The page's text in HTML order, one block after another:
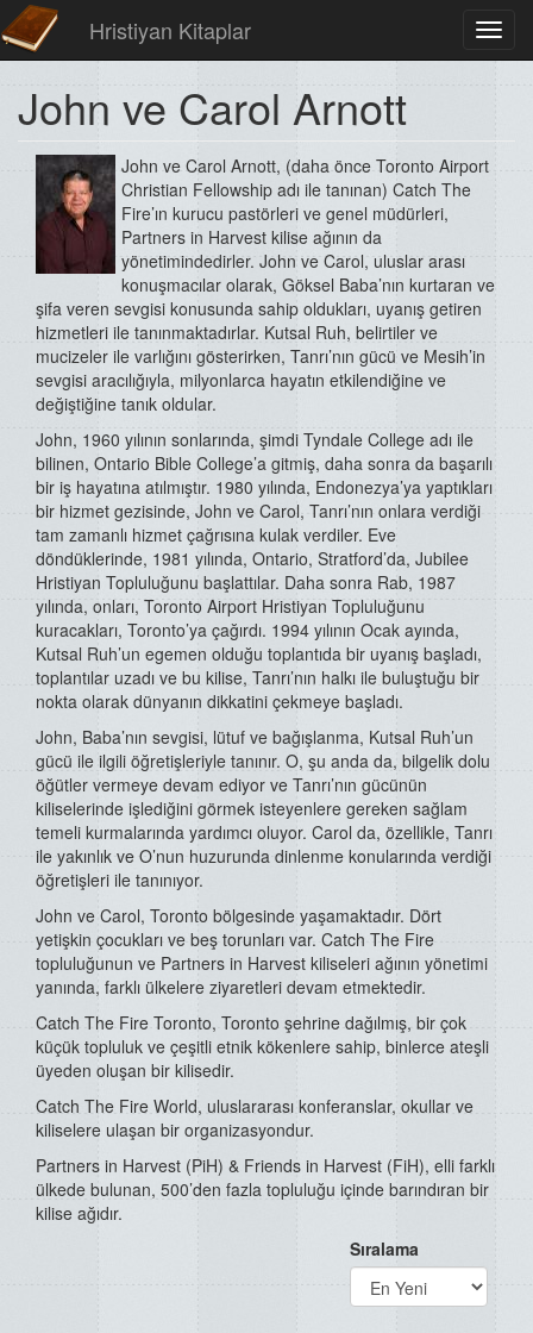
Hristiyan Kitaplar
John ve Carol Arnott
John ve Carol Arnott, (daha önce Toronto Airport
Christian Fellowship adı ile tanınan) Catch The
Fire’ın kurucu pastörleri ve genel müdürleri,
Partners in Harvest kilise ağının da
yönetimindedirler. John ve Carol, uluslar arası
konuşmacılar olarak, Göksel Baba’nın kurtaran ve
şifa veren sevgisi konusunda sahip oldukları, uyanış getiren
hizmetleri ile tanınmaktadırlar. Kutsal Ruh, belirtiler ve
mucizeler ile varlığını gösterirken, Tanrı’nın gücü ve Mesih’in
sevgisi aracılığıyla, milyonlarca hayatın etkilendiğine ve
değiştiğine tanık oldular.
John, 1960 yılının sonlarında, şimdi Tyndale College adı ile
bilinen, Ontario Bible College’a gitmiş, daha sonra da başarılı
bir iş hayatına atılmıştır. 1980 yılında, Endonezya’ya yaptıkları
bir hizmet gezisinde, John ve Carol, Tanrı’nın onlara verdiği
tam zamanlı hizmet çağrısına kulak verdiler. Eve
döndüklerinde, 1981 yılında, Ontario, Stratford’da, Jubilee
Hristiyan Topluluğunu başlattılar. Daha sonra Rab, 1987
yılında, onları, Toronto Airport Hristiyan Topluluğunu
kuracakları, Toronto’ya çağırdı. 1994 yılının Ocak ayında,
Kutsal Ruh’un egemen olduğu toplantıda bir uyanış başladı,
toplantılar uzadı ve bu kilise, Tanrı’nın halkı ile buluştuğu bir
nokta olarak dünyanın dikkatini çekmeye başladı.
John, Baba’nın sevgisi, lütuf ve bağışlanma, Kutsal Ruh’un
gücü ile ilgili öğretişleriyle tanınır. O, şu anda da, bilgelik dolu
öğütler vermeye devam ediyor ve Tanrı’nın gücünün
kiliselerinde işlediğini görmek isteyenlere gereken sağlam
temeli kurmalarında yardımcı oluyor. Carol da, özellikle, Tanrı
ile yakınlık ve O’nun huzurunda dinlenme konularında verdiği
öğretişleri ile tanınıyor.
John ve Carol, Toronto bölgesinde yaşamaktadır. Dört
yetişkin çocukları ve beş torunları var. Catch The Fire
topluluğunun ve Partners in Harvest kiliseleri ağının yönetimi
yanında, farklı ülkelere ziyaretleri devam etmektedir.
Catch The Fire Toronto, Toronto şehrine dağılmış, bir çok
küçük topluluk ve çeşitli etnik kökenlere sahip, binlerce ateşli
üyeden oluşan bir kilisedir.
Catch The Fire World, uluslararası konferanslar, okullar ve
kiliselere ulaşan bir organizasyondur.
Partners in Harvest (PiH) & Friends in Harvest (FiH), elli farklı
ülkede bulunan, 500’den fazla topluluğu içinde barındıran bir
kilise ağıdır.
Sıralama